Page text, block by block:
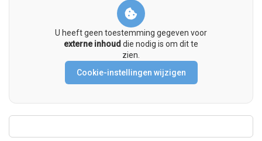
U heeft geen toestemming gegeven voor
externe inhoud die nodig is om dit te
zien.
Cookie-instellingen wijzigen